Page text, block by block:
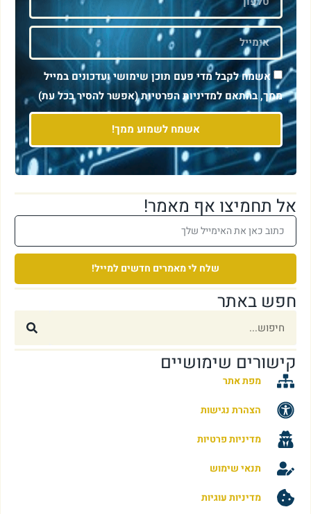
אשמח לקבל מדי פעם תוכן שימושי ועדכונים במייל
ממך, בהתאם למדיניות הפרטיות (אפשר להסיר בכל עת)
אשמח לשמוע ממך!
אל תחמיצו אף מאמר!
שלח לי מאמרים חדשים למייל!
חפש באתר
קישורים שימושיים
מפת אתר
הצהרת נגישות
מדיניות פרטיות
תנאי שימוש
מדיניות עוגיות